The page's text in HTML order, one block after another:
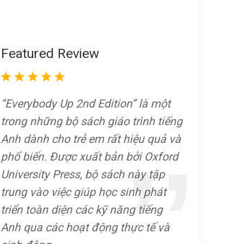
Featured Review
“Everybody Up 2nd Edition” là một
trong những bộ sách giáo trình tiếng
Anh dành cho trẻ em rất hiệu quả và
phổ biến. Được xuất bản bởi Oxford
University Press, bộ sách này tập
trung vào việc giúp học sinh phát
triển toàn diện các kỹ năng tiếng
Anh qua các hoạt động thực tế và